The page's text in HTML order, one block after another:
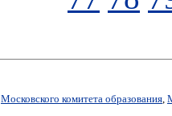
Московского комитета образования,